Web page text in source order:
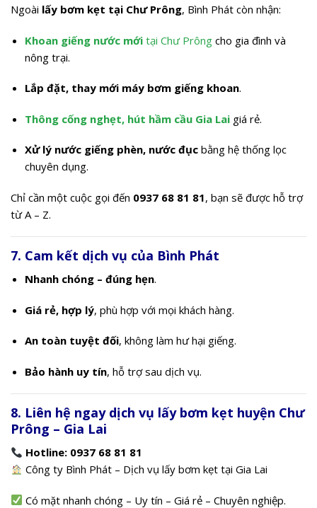
Ngoài lấy bơm kẹt tại Chư Prông, Bình Phát còn nhận:
Khoan giếng nước mớitại Chư Prôngcho gia đình và
nông trại.
Lắp đặt, thay mới máy bơm giếng khoan.
Thông cống nghẹt, hút hầm cầu Gia Laigiá rẻ.
Xử lý nước giếng phèn, nước đụcbằng hệ thống lọc
chuyên dụng.
Chỉ cần một cuộc gọi đến 0937 68 81 81, bạn sẽ được hỗ trợ
từ A – Z.
7. Cam kết dịch vụ của Bình Phát
Nhanh chóng – đúng hẹn.
Giá rẻ, hợp lý, phù hợp với mọi khách hàng.
An toàn tuyệt đối, không làm hư hại giếng.
Bảo hành uy tín, hỗ trợ sau dịch vụ.
8. Liên hệ ngay dịch vụ lấy bơm kẹt huyện Chư
Prông – Gia Lai
Hotline: 0937 68 81 81
Công ty Bình Phát – Dịch vụ lấy bơm kẹt tại Gia Lai
Có mặt nhanh chóng – Uy tín – Giá rẻ – Chuyên nghiệp.